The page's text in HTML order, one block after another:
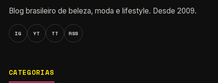
Blog brasileiro de beleza, moda e lifestyle. Desde 2009.
IG YT TT RSS
CATEGORIAS